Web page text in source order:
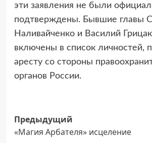
эти заявления не были
подтверждены. Бывшие главы
Наливайченко и Василий
включены в список личностей,
аресту со стороны
органов России.
Навигация
записи
Предыдущий
«Магия Арбателя» исцеление